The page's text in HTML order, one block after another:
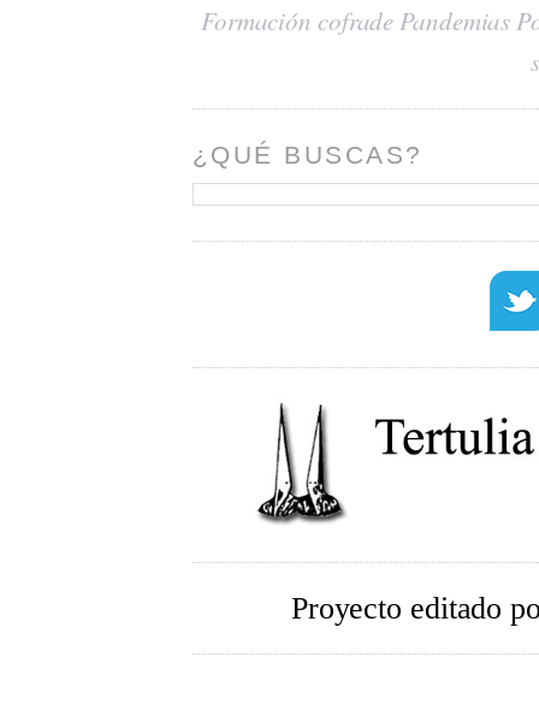
Formación cofradePandemias
¿QUÉ BUSCAS?
Proyecto editado